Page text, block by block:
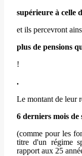
supérieure à celle
et ils percevront
plus de pensions
!
.
Le montant de leur
6 derniers mois de
(comme pour les
titre d'un régime
rapport aux 25